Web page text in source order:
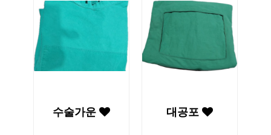
수술가운 대공포